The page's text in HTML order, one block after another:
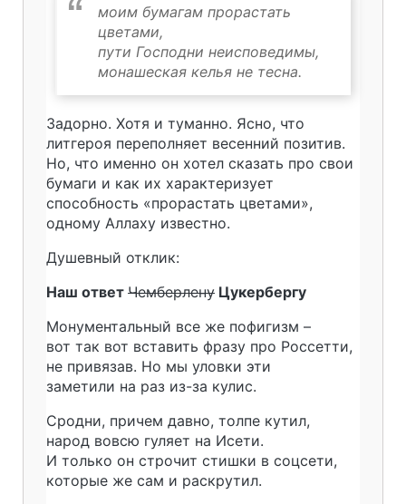
моим бумагам прорастать
цветами,
пути Господни неисповедимы,
монашеская келья не тесна.
Задорно. Хотя и туманно. Ясно, что
литгероя переполняет весенний позитив.
Но, что именно он хотел сказать про свои
бумаги и как их характеризует
способность «прорастать цветами»,
одному Аллаху известно.
Душевный отклик:
Наш ответ Чемберлену Цукербергу
Монументальный все же пофигизм –
вот так вот вставить фразу про Россетти,
не привязав. Но мы уловки эти
заметили на раз из-за кулис.
Сродни, причем давно, толпе кутил,
народ вовсю гуляет на Исети.
И только он строчит стишки в соцсети,
которые же сам и раскрутил.